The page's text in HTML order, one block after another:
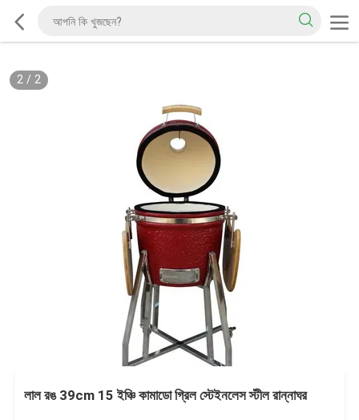
2/ 2
লাল রঙ 39cm 15 ইঞ্চি কামাডো গ্রিল স্টেইনলেস স্টীল রান্নাঘর